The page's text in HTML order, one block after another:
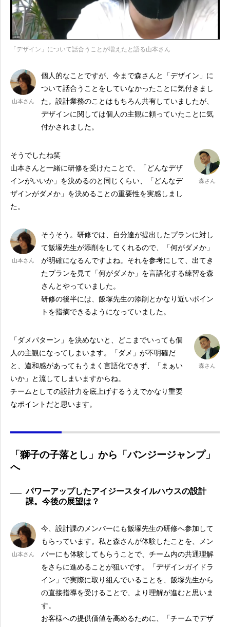
「デザイン」について話合うことが増えたと語る山本さん
山本さん
個人的なことですが、今まで森さんと「デザイン」に
ついて話合うことをしていなかったことに気付きまし
た。設計業務のことはもちろん共有していましたが、
デザインに関しては個人の主観に頼っていたことに気
付かされました。
森さん
そうでしたね笑
山本さんと一緒に研修を受けたことで、「どんなデザ
インがいいか」を決めるのと同じくらい、「どんなデ
ザインがダメか」を決めることの重要性を実感しまし
た。
山本さん
そうそう。研修では、自分達が提出したプランに対し
て飯塚先生が添削をしてくれるので、「何がダメか」
が明確になるんですよね。それを参考にして、出てき
たプランを見て「何がダメか」を言語化する練習を森
さんとやっていました。
研修の後半には、飯塚先生の添削とかなり近いポイン
トを指摘できるようになっていました。
森さん
「ダメパターン」を決めないと、どこまでいっても個
人の主観になってしまいます。「ダメ」が不明確だ
と、違和感があってもうまく言語化できず、「まぁい
いか」と流してしまいますからね。
チームとしての設計力を底上げするうえでかなり重要
なポイントだと思います。
「獅子の子落とし」から「バンジージャンプ」
へ
パワーアップしたアイジースタイルハウスの設計
課。今後の展望は？
山本さん
今、設計課のメンバーにも飯塚先生の研修へ参加して
もらっています。私と森さんが体験したことを、メン
バーにも体験してもらうことで、チーム内の共通理解
をさらに進めることが狙いです。「デザインガイドラ
イン」で実際に取り組んでいることを、飯塚先生から
の直接指導を受けることで、より理解が進むと思いま
す。
お客様への提供価値を高めるために、「チームでデザ